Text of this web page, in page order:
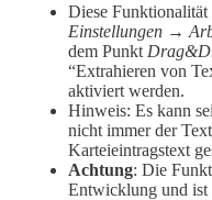
Diese Funktionalität
Einstellungen →
dem Punkt
“Extrahieren von
aktiviert werden.
Hinweis: Es kann
nicht immer der
Karteieintragstext
Achtung: Die
Entwicklung und ist